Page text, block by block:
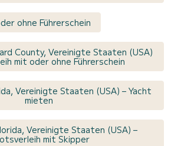
ohne Führerschein
County, Vereinigte Staaten (USA)
mit oder ohne Führerschein
Vereinigte Staaten (USA) – Yacht
mieten
Vereinigte Staaten (USA) –
mit Skipper